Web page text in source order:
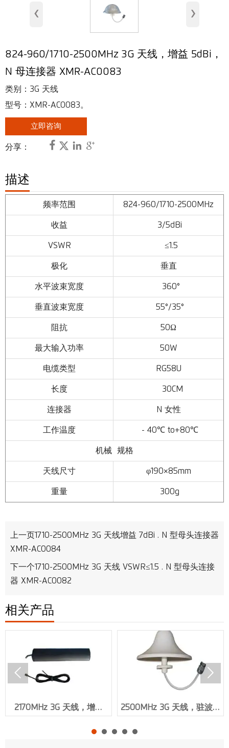
安全天线
射频连接器
‹ ›
824-960/1710-2500MHz 3G 天线，增益 5dBi，
N 母连接器 XMR-AC0083
类别：3G 天线
型号：XMR-AC0083。
立即咨询
分享：    
描述
频率范围 824-960/1710-2500MHz
收益 3/5dBi
VSWR ≤1.5
极化 垂直
水平波束宽度 360°
垂直波束宽度 55°/35°
阻抗 50Ω
最大输入功率 50W
电缆类型 RG58U
长度 30CM
连接器 N 女性
工作温度 - 40℃ to+80℃
机械 规格
天线尺寸 φ190×85mm
重量 300g
上一页1710-2500MHz 3G 天线增益 7dBi . N 型母头连接器
XMR-AC0084
下一个1710-2500MHz 3G 天线 VSWR≤1.5 . N 型母头连接
器 XMR-AC0082
相关产品
2170MHz 3G 天线，增益
3dBi，SMA 公连接器
RG174 XMR-AC0079
2500MHz 3G 天线，驻波比
≤1.5，N 母连接器 RG58U
 